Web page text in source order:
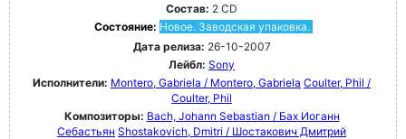
Состав: 2 CD
Состояние: Новое. Заводская упаковка.
Дата релиза: 26-10-2007
Лейбл: Sony
Исполнители: Montero, Gabriela / Montero, Gabriela Coulter, Phil /
Coulter, Phil
Композиторы: Bach, Johann Sebastian / Бах Иоганн
Себастьян Shostakovich, Dmitri / Шостакович Дмитрий